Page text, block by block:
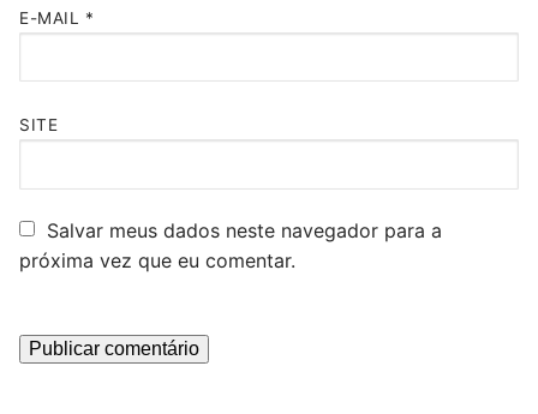
E-MAIL *
SITE
Salvar meus dados neste navegador para a
próxima vez que eu comentar.